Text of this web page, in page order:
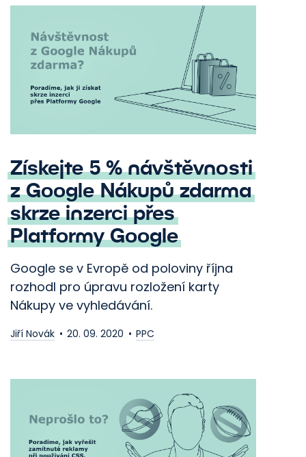
Získejte 5 % návštěvnosti
z Google Nákupů zdarma
skrze inzerci přes
Platformy Google
Google se v Evropě od poloviny října
rozhodl pro úpravu rozložení karty
Nákupy ve vyhledávání.
Jiří Novák 20. 09. 2020 PPC